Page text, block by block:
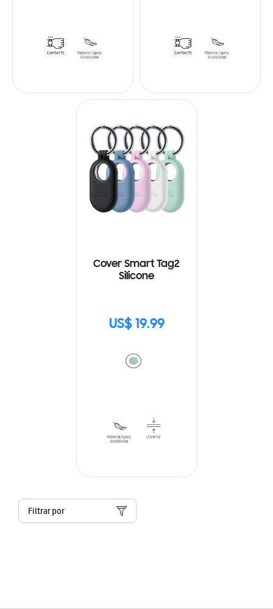
Cover Smart Tag2
Silicone
US$ 19.99
Filtrar por